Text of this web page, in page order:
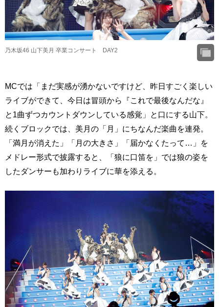
乃木坂46 山下美月 卒業コンサート DAY2
MCでは「まだ実感が湧かないですけど、昨日すごく楽しい
ライブができて、今日は冒頭から『これで最後なんだな』
と1曲ずつカウントダウンしている感覚」と口にする山下。
続くブロックでは、美月の「月」にちなんだ楽曲を連発。
「満月が消えた」「月の大きさ」「届かなくたって…」を
メドレー形式で披露すると、「狼に口笛を」では狼の姿を
したダンサーも加わりライブに華を添える。